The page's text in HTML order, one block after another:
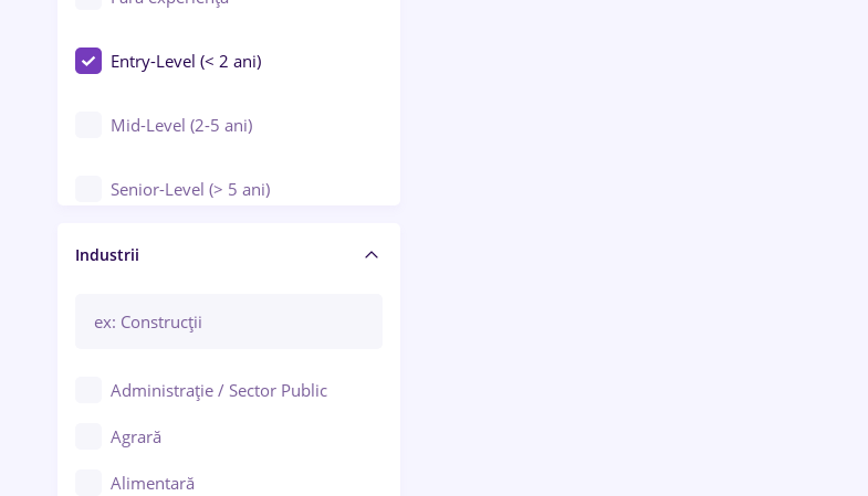
Entry-Level (< 2 ani)
Mid-Level (2-5 ani)
Senior-Level (> 5 ani)
Manager / Executiv
Industrii
Administrație / Sector Public
Agrară
Alimentară